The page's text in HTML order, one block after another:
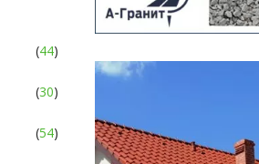
(44)
(30)
(54)